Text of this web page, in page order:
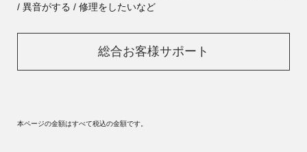
/ 異音がする / 修理をしたいなど
総合お客様サポート
本ページの金額はすべて税込の金額です。